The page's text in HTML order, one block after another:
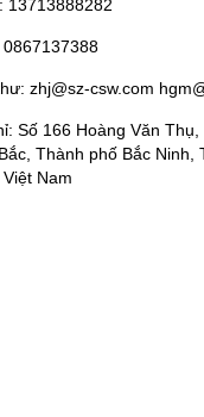
13713888282
zhj@sz-csw.com
Số 166 Hoàng Văn
Thành phố Bắc Ninh,
Việt Nam